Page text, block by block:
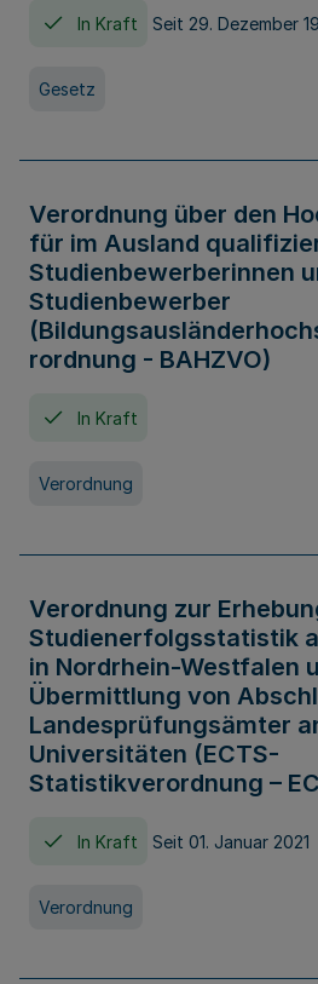
In Kraft Seit 29. Dezember
Gesetz
Verordnung über den
für im Ausland
Studienbewerberinnen
Studienbewerber
rordnung - BAHZVO)
In Kraft
Verordnung
Verordnung zur
Studienerfolgsstatistik
in Nordrhein-Westfalen
Übermittlung von
Landesprüfungsämter
Universitäten (ECTS-
Statistikverordnung –
In Kraft Seit 01. Januar 2021
Verordnung